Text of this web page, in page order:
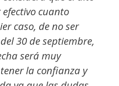
efectivo cuanto
caso, de no ser
30 de septiembre,
será muy
la confianza y